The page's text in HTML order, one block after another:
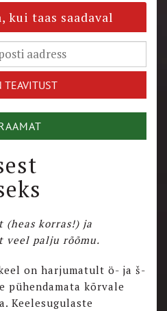
kui taas saadaval
(heas korras!) ja
veel palju rõõmu.
on harjumatult ö- ja š-
pühendamata kõrvale
Keelesugulaste